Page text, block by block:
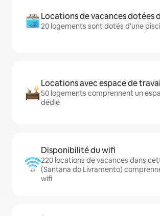
Locations de vacances dotées
20 logements sont dotés d'une
Locations avec espace de
50 logements comprennent un
dédié
Disponibilité du wifi
220 locations de vacances dans
(Santana do Livramento)
wifi